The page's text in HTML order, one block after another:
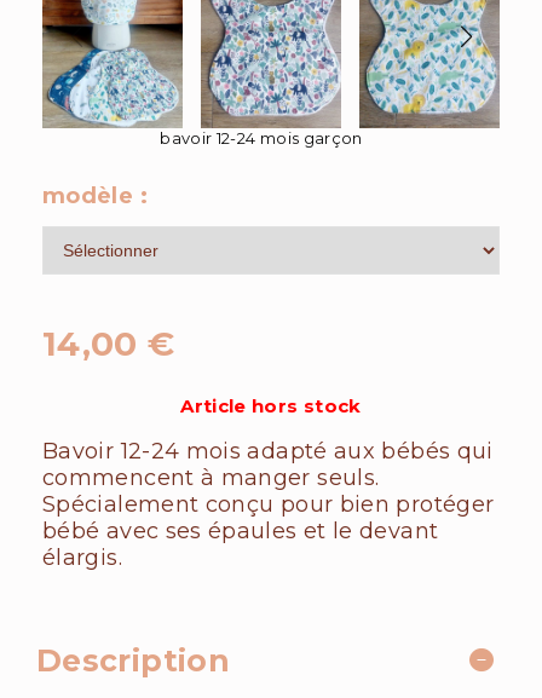
bavoir 12-24 mois garçon
modèle :
14,00 €
Article hors stock
Bavoir 12-24 mois adapté aux bébés qui
commencent à manger seuls.
Spécialement conçu pour bien protéger
bébé avec ses épaules et le devant
élargis.
Description